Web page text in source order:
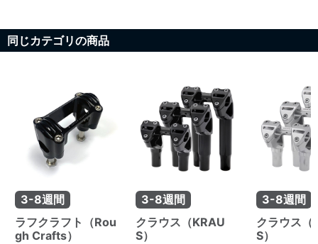
同じカテゴリの商品
3-8週間
ラフクラフト（Rou
gh Crafts）
3-8週間
クラウス（KRAU
S）
3-8週間
クラウス（
S）